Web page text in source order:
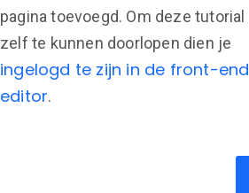
pagina toevoegd. Om deze tutorial
zelf te kunnen doorlopen dien je
ingelogd te zijn in de front-end
editor.